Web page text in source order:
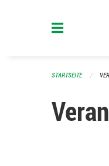
STARTSEITE